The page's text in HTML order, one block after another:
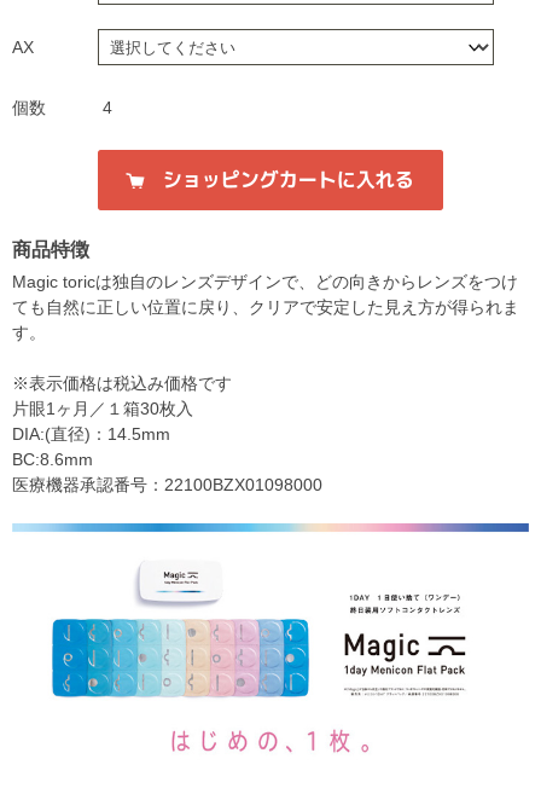
AX
個数 4
商品特徴
Magic toricは独自のレンズデザインで、どの向きからレンズをつけ
ても自然に正しい位置に戻り、クリアで安定した見え方が得られま
す。
※表示価格は税込み価格です
片眼1ヶ月／１箱30枚入
DIA:(直径)：14.5mm
BC:8.6mm
医療機器承認番号：22100BZX01098000